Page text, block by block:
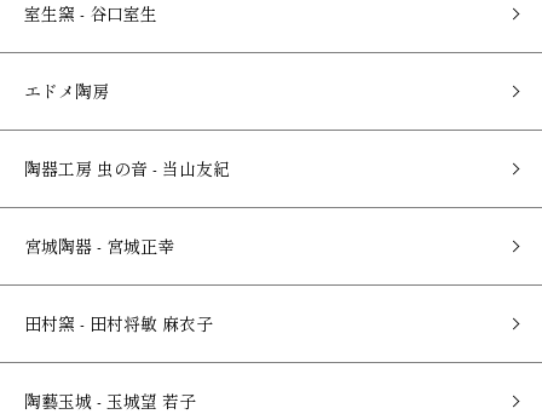
室生窯 - 谷口室生
エドメ陶房
陶器工房 虫の音 - 当山友紀
宮城陶器 - 宮城正幸
田村窯 - 田村将敏 麻衣子
陶藝玉城 - 玉城望 若子